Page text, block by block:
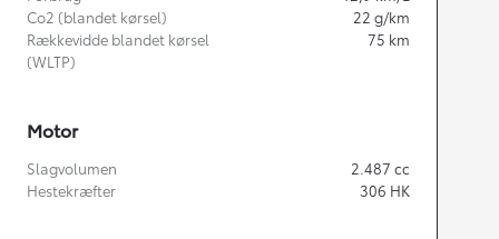
Co2 (blandet kørsel)
22 g/km
Rækkevidde blandet kørsel
(WLTP)
75 km
Motor
Slagvolumen 2.487 cc
Hestekræfter
306 HK